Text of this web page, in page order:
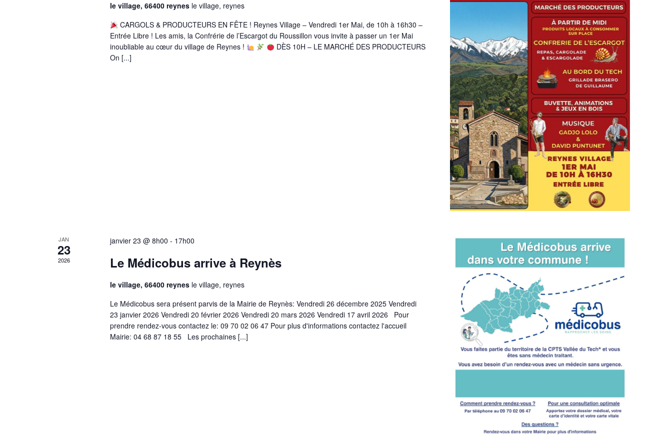
le village, 66400 reynes le village, reynes
CARGOLS & PRODUCTEURS EN FÊTE ! Reynes Village – Vendredi 1er Mai, de 10h à 16h30 –
Entrée Libre ! Les amis, la Confrérie de l’Escargot du Roussillon vous invite à passer un 1er Mai
inoubliable au cœur du village de Reynes !
DÈS 10H – LE MARCHÉ DES PRODUCTEURS
On [...]
JAN
23
2026
janvier 23 @ 8h00 - 17h00
Le Médicobus arrive à Reynès
le village, 66400 reynes le village, reynes
Le Médicobus sera présent parvis de la Mairie de Reynès: Vendredi 26 décembre 2025 Vendredi
23 janvier 2026 Vendredi 20 février 2026 Vendredi 20 mars 2026 Vendredi 17 avril 2026 Pour
prendre rendez-vous contactez le: 09 70 02 06 47 Pour plus d'informations contactez l'accueil
Mairie: 04 68 87 18 55 Les prochaines [...]